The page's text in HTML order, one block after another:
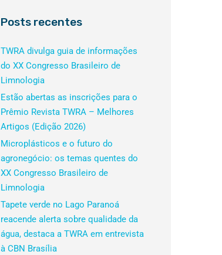
Posts recentes
TWRA divulga guia de informações
do XX Congresso Brasileiro de
Limnologia
Estão abertas as inscrições para o
Prêmio Revista TWRA – Melhores
Artigos (Edição 2026)
Microplásticos e o futuro do
agronegócio: os temas quentes do
XX Congresso Brasileiro de
Limnologia
Tapete verde no Lago Paranoá
reacende alerta sobre qualidade da
água, destaca a TWRA em entrevista
à CBN Brasília